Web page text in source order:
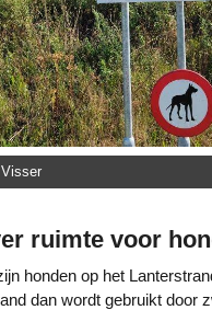
ruimte voor
dan wordt gebruikt door